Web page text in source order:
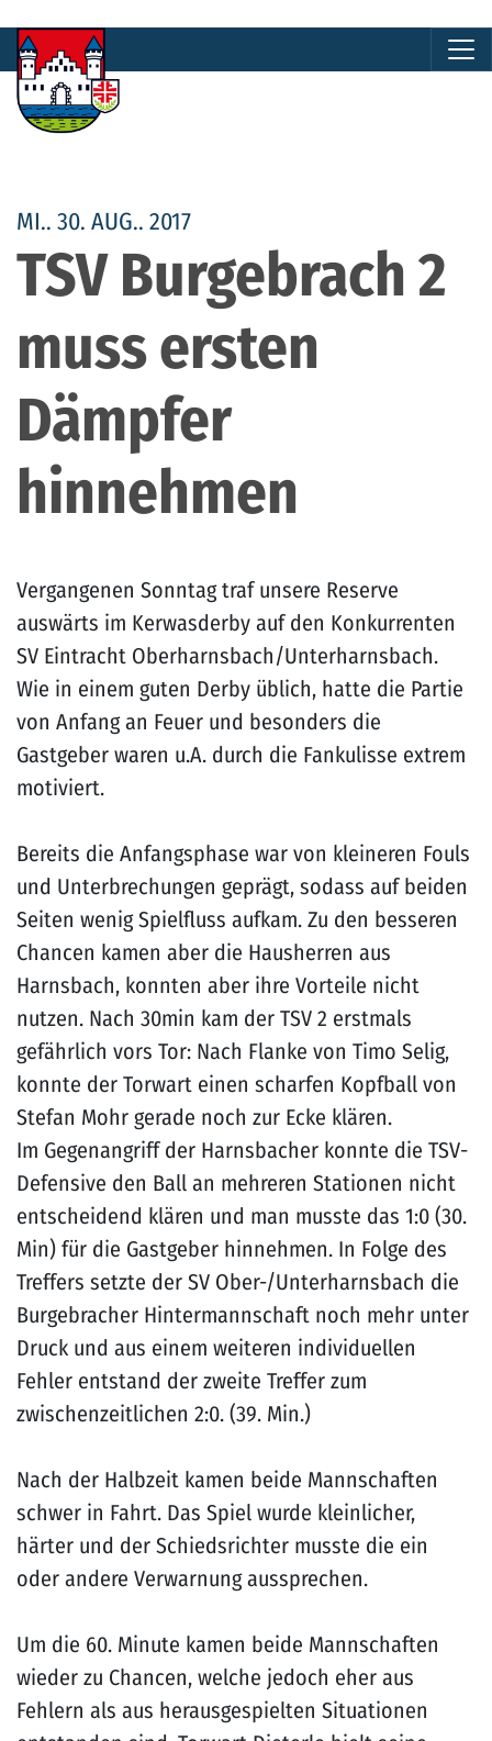
MI.. 30. AUG.. 2017
TSV Burgebrach 2
muss ersten
Dämpfer
hinnehmen
Vergangenen Sonntag traf unsere Reserve
auswärts im Kerwasderby auf den Konkurrenten
SV Eintracht Oberharnsbach/Unterharnsbach.
Wie in einem guten Derby üblich, hatte die Partie
von Anfang an Feuer und besonders die
Gastgeber waren u.A. durch die Fankulisse extrem
motiviert.
Bereits die Anfangsphase war von kleineren Fouls
und Unterbrechungen geprägt, sodass auf beiden
Seiten wenig Spielfluss aufkam. Zu den besseren
Chancen kamen aber die Hausherren aus
Harnsbach, konnten aber ihre Vorteile nicht
nutzen. Nach 30min kam der TSV 2 erstmals
gefährlich vors Tor: Nach Flanke von Timo Selig,
konnte der Torwart einen scharfen Kopfball von
Stefan Mohr gerade noch zur Ecke klären.
Im Gegenangriff der Harnsbacher konnte die TSV-
Defensive den Ball an mehreren Stationen nicht
entscheidend klären und man musste das 1:0 (30.
Min) für die Gastgeber hinnehmen. In Folge des
Treffers setzte der SV Ober-/Unterharnsbach die
Burgebracher Hintermannschaft noch mehr unter
Druck und aus einem weiteren individuellen
Fehler entstand der zweite Treffer zum
zwischenzeitlichen 2:0. (39. Min.)
Nach der Halbzeit kamen beide Mannschaften
schwer in Fahrt. Das Spiel wurde kleinlicher,
härter und der Schiedsrichter musste die ein
oder andere Verwarnung aussprechen.
Um die 60. Minute kamen beide Mannschaften
wieder zu Chancen, welche jedoch eher aus
Fehlern als aus herausgespielten Situationen